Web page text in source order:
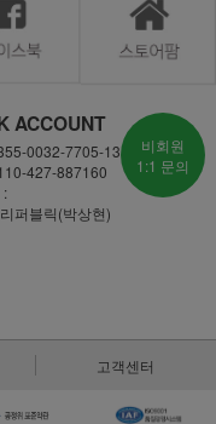
ACCOUNT
0032-7705-13
427-887160
:
퍼블릭(박상현)
비회원
1:1 문의
고객센터